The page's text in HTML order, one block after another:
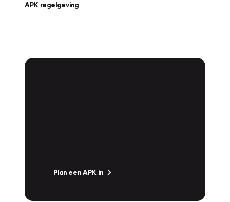
APK regelgeving
Plan een APK in